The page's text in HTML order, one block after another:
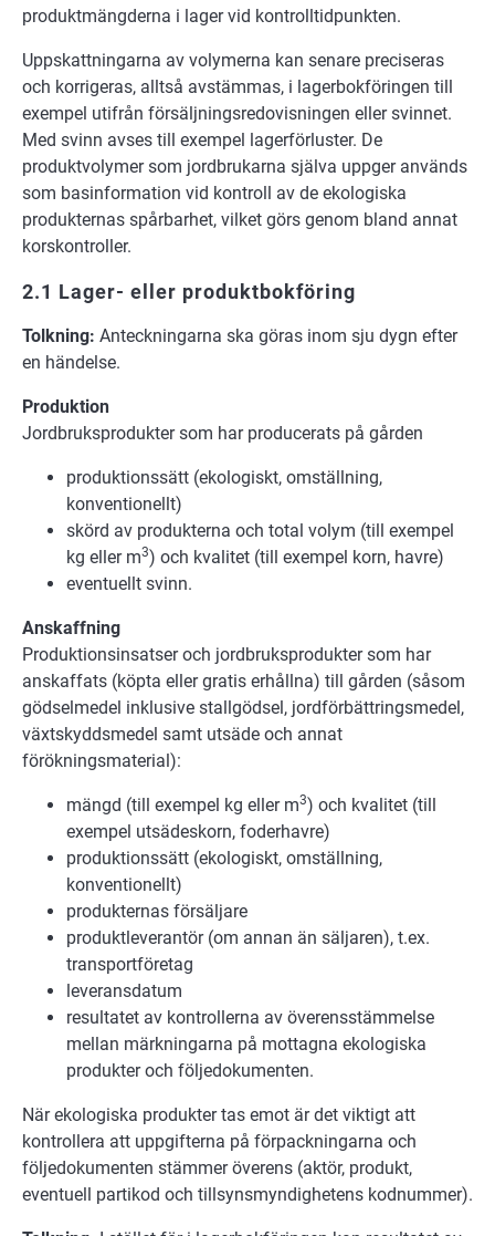
produktmängderna i lager vid kontrolltidpunkten.
Uppskattningarna av volymerna kan senare preciseras
och korrigeras, alltså avstämmas, i lagerbokföringen till
exempel utifrån försäljningsredovisningen eller svinnet.
Med svinn avses till exempel lagerförluster. De
produktvolymer som jordbrukarna själva uppger används
som basinformation vid kontroll av de ekologiska
produkternas spårbarhet, vilket görs genom bland annat
korskontroller.
2.1 Lager- eller produktbokföring
Tolkning: Anteckningarna ska göras inom sju dygn efter
en händelse.
Produktion
Jordbruksprodukter som har producerats på gården
produktionssätt (ekologiskt, omställning,
konventionellt)
skörd av produkterna och total volym (till exempel
kg eller m3) och kvalitet (till exempel korn, havre)
eventuellt svinn.
Anskaffning
Produktionsinsatser och jordbruksprodukter som har
anskaffats (köpta eller gratis erhållna) till gården (såsom
gödselmedel inklusive stallgödsel, jordförbättringsmedel,
växtskyddsmedel samt utsäde och annat
förökningsmaterial):
mängd (till exempel kg eller m3) och kvalitet (till
exempel utsädeskorn, foderhavre)
produktionssätt (ekologiskt, omställning,
konventionellt)
produkternas försäljare
produktleverantör (om annan än säljaren), t.ex.
transportföretag
leveransdatum
resultatet av kontrollerna av överensstämmelse
mellan märkningarna på mottagna ekologiska
produkter och följedokumenten.
När ekologiska produkter tas emot är det viktigt att
kontrollera att uppgifterna på förpackningarna och
följedokumenten stämmer överens (aktör, produkt,
eventuell partikod och tillsynsmyndighetens kodnummer).